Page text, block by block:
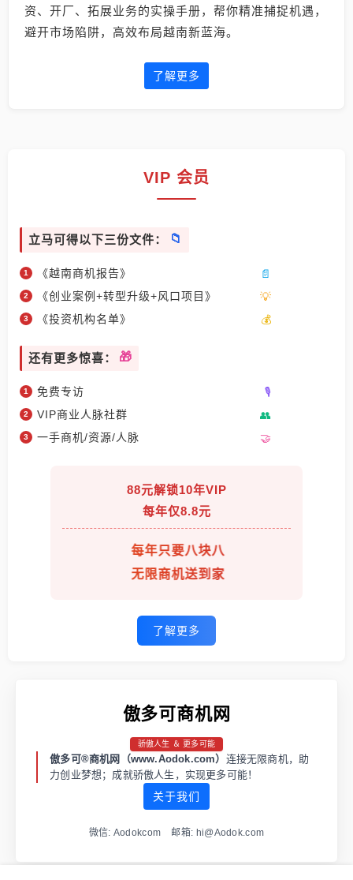
资、开厂、拓展业务的实操手册，帮你精准捕捉机遇，
避开市场陷阱，高效布局越南新蓝海。
了解更多
VIP 会员
立马可得以下三份文件：
《越南商机报告》
《创业案例+转型升级+风口项目》
《投资机构名单》
还有更多惊喜：
免费专访
VIP商业人脉社群
一手商机/资源/人脉
88元解锁10年VIP
每年仅8.8元
每年只要八块八
无限商机送到家
了解更多
傲多可商机网
骄傲人生 ＆ 更多可能
傲多可®商机网（www.Aodok.com） 连接无限商机，助
力创业梦想；成就骄傲人生，实现更多可能！
关于我们
微信: Aodokcom 邮箱: hi@Aodok.com